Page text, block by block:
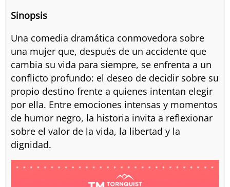
Sinopsis
Una comedia dramática conmovedora sobre
una mujer que, después de un accidente que
cambia su vida para siempre, se enfrenta a un
conflicto profundo: el deseo de decidir sobre su
propio destino frente a quienes intentan elegir
por ella. Entre emociones intensas y momentos
de humor negro, la historia invita a reflexionar
sobre el valor de la vida, la libertad y la
dignidad.